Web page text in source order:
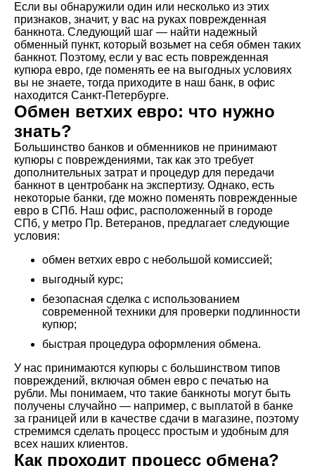
Если вы обнаружили один или несколько из этих
признаков, значит, у вас на руках поврежденная
банкнота. Следующий шаг — найти надежный
обменный пункт, который возьмет на себя обмен таких
банкнот. Поэтому, если у вас есть поврежденная
купюра евро, где поменять ее на выгодных условиях
вы не знаете, тогда приходите в наш банк, в офис
находится Санкт-Петербурге.
Обмен ветхих евро: что нужно
знать?
Большинство банков и обменников не принимают
купюры с повреждениями, так как это требует
дополнительных затрат и процедур для передачи
банкнот в центробанк на экспертизу. Однако, есть
некоторые банки, где можно поменять поврежденные
евро в СПб. Наш офис, расположенный в городе
СПб, у метро Пр. Ветеранов, предлагает следующие
условия:
обмен ветхих евро с небольшой комиссией;
выгодный курс;
безопасная сделка с использованием
современной техники для проверки подлинности
купюр;
быстрая процедура оформления обмена.
У нас принимаются купюры с большинством типов
повреждений, включая обмен евро с печатью на
рубли. Мы понимаем, что такие банкноты могут быть
получены случайно — например, с выплатой в банке
за границей или в качестве сдачи в магазине, поэтому
стремимся сделать процесс простым и удобным для
всех наших клиентов.
Как проходит процесс обмена?